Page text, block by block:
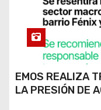
EMOS REALIZA
LA PRESIÓN DE